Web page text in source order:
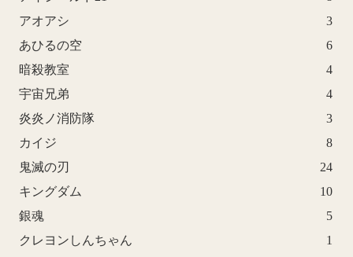
アオアシ
3
あひるの空
6
暗殺教室
4
宇宙兄弟
4
炎炎ノ消防隊
3
カイジ
8
鬼滅の刃
24
キングダム
10
銀魂
5
クレヨンしんちゃん
1